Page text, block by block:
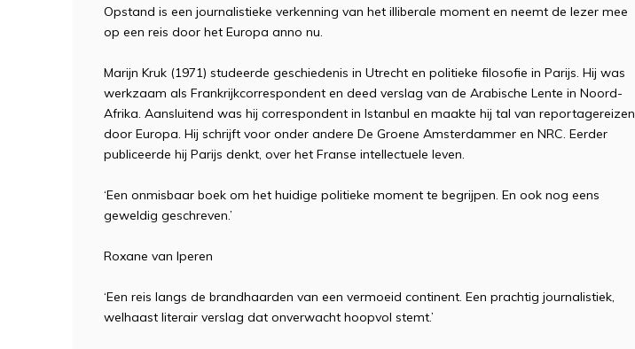
Opstand is een journalistieke verkenning van het illiberale moment en neemt de lezer mee
op een reis door het Europa anno nu.
Marijn Kruk (1971) studeerde geschiedenis in Utrecht en politieke filosofie in Parijs. Hij was
werkzaam als Frankrijkcorrespondent en deed verslag van de Arabische Lente in Noord-
Afrika. Aansluitend was hij correspondent in Istanbul en maakte hij tal van reportagereizen
door Europa. Hij schrijft voor onder andere De Groene Amsterdammer en NRC. Eerder
publiceerde hij Parijs denkt, over het Franse intellectuele leven.
‘Een onmisbaar boek om het huidige politieke moment te begrijpen. En ook nog eens
geweldig geschreven.’
Roxane van Iperen
‘Een reis langs de brandhaarden van een vermoeid continent. Een prachtig journalistiek,
welhaast literair verslag dat onverwacht hoopvol stemt.’